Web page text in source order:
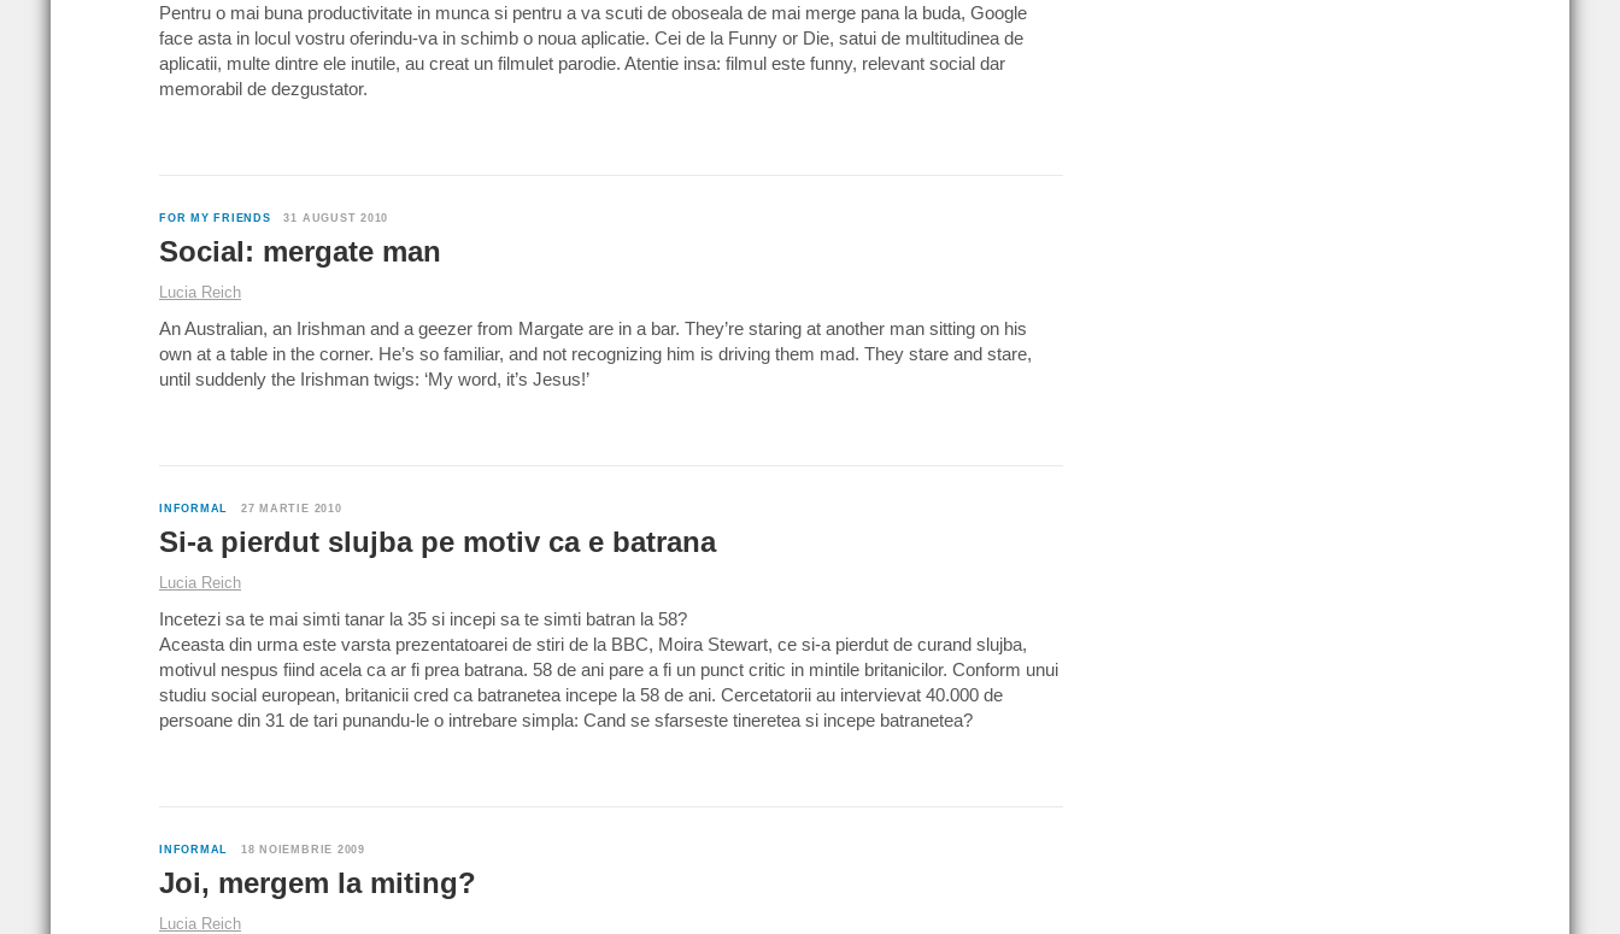
Pentru o mai buna productivitate in munca si pentru a va scuti de oboseala de mai merge pana la buda, Google
face asta in locul vostru oferindu-va in schimb o noua aplicatie. Cei de la Funny or Die, satui de multitudinea de
aplicatii, multe dintre ele inutile, au creat un filmulet parodie. Atentie insa: filmul este funny, relevant social dar
memorabil de dezgustator.
FOR MY FRIENDS 31 AUGUST 2010
Social: mergate man
Lucia Reich
An Australian, an Irishman and a geezer from Margate are in a bar. They’re staring at another man sitting on his
own at a table in the corner. He’s so familiar, and not recognizing him is driving them mad. They stare and stare,
until suddenly the Irishman twigs: ‘My word, it’s Jesus!’
INFORMAL 27 MARTIE 2010
Si-a pierdut slujba pe motiv ca e batrana
Lucia Reich
Incetezi sa te mai simti tanar la 35 si incepi sa te simti batran la 58?
Aceasta din urma este varsta prezentatoarei de stiri de la BBC, Moira Stewart, ce si-a pierdut de curand slujba,
motivul nespus fiind acela ca ar fi prea batrana. 58 de ani pare a fi un punct critic in mintile britanicilor. Conform unui
studiu social european, britanicii cred ca batranetea incepe la 58 de ani. Cercetatorii au intervievat 40.000 de
persoane din 31 de tari punandu-le o intrebare simpla: Cand se sfarseste tineretea si incepe batranetea?
INFORMAL 18 NOIEMBRIE 2009
Joi, mergem la miting?
Lucia Reich